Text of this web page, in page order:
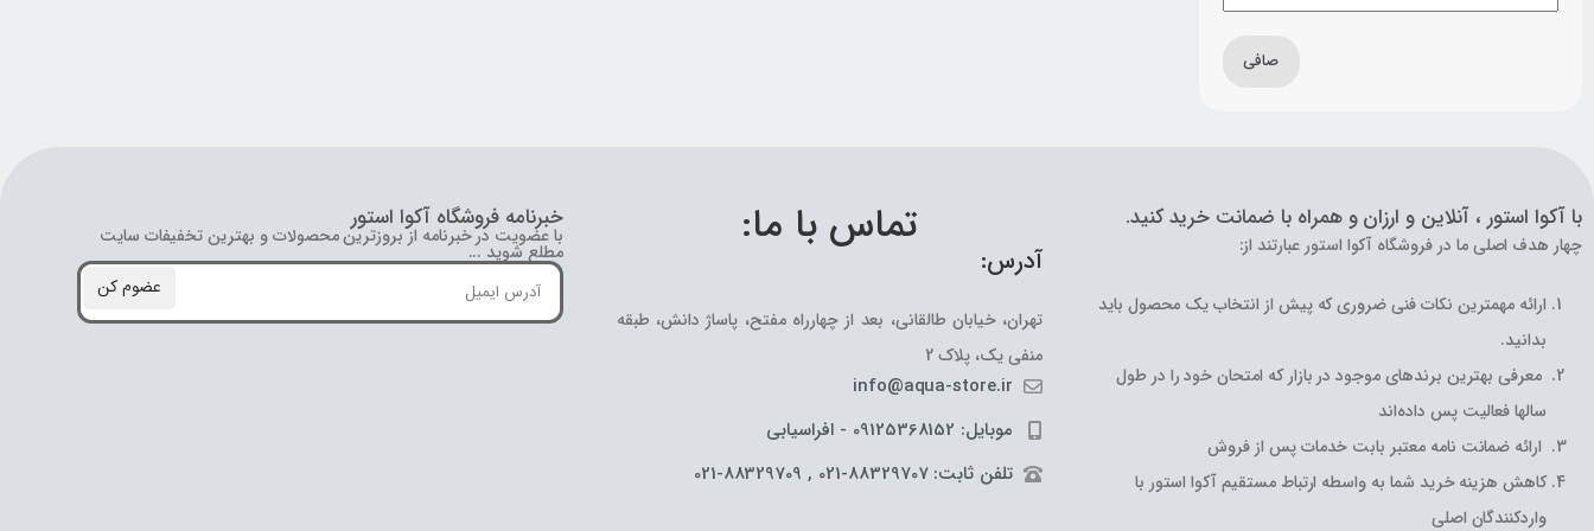
صافی
با آکوا استور ، آنلاین و ارزان و همراه با ضمانت خرید کنید.
چهار هدف اصلی ما در فروشگاه آکوا استور عبارتند از:
ارائه مهمترین نکات فنی ضروری که پیش از انتخاب یک محصول باید
بدانید.
معرفی بهترین برندهای موجود در بازار که امتحان خود را در طول
سالها فعالیت پس داده‌اند
ارائه ضمانت نامه معتبر بابت خدمات پس از فروش
کاهش هزینه خرید شما به واسطه ارتباط مستقیم آکوا استور با
واردکنندگان اصلی
تماس با ما:
آدرس:
تهران، خیابان طالقانی، بعد از چهارراه مفتح، پاساژ دانش، طبقه
منفی یک، پلاک 2
info@aqua-store.ir
موبایل: 09125368152 - افراسیابی
تلفن ثابت: 88329707-021 , 88329709-021
خبرنامه فروشگاه آکوا استور
با عضویت در خبرنامه از بروز‌ترین محصولات و بهترین تخفیفات سایت
مطلع شوید ...
عضوم کن